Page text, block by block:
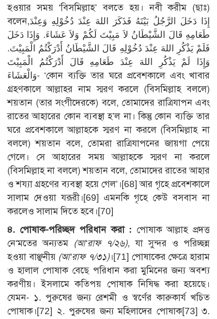
হওয়ার সময় ‘বিসমিল্লাহ’ বলতে হয়। নবী করীম (ছাঃ)
বলেন,إِذَا دَخَلَ الرَّجُلُ بَيْتَهُ فَذَكَرَ اللهَ عِنْدَ دُخُوْلِهِ وَعِنْدَ
طَعَامِهِ قَالَ الشَّيْطَانُ لاَ مَبِيْتَ لَكُمْ وَلاَ عَشَاءَ. وَإِذَا دَخَلَ
فَلَمْ يَذْكُرِ اللهَ عِنْدَ دُخُوْلِهِ قَالَ الشَّيْطَانُ أَدْرَكْتُمُ الْمَبِيْتَ.
وَإِذَا لَمْ يَذْكُرِ اللهَ عِنْدَ طَعَامِهِ قَالَ أَدْرَكْتُمُ الْمَبِيْتَ
وَالْعَشَاءَ- ‘কোন ব্যক্তি তার ঘরে প্রবেশকালে এবং খাবার
গ্রহণকালে আল্লাহর নাম স্মরণ করলে (বিসমিল্লাহ বললে)
শয়তান (তার সংগীদেরকে) বলে, তোমাদের রাত্রিযাপন এবং
রাতের আহারের কোন ব্যবস্থা হ’ল না। কিন্তু কোন ব্যক্তি তার
ঘরে প্রবেশকালে আল্লাহকে স্মরণ না করলে (বিসমিল্লাহ না
বললে) শয়তান বলে, তোমরা রাত্রিযাপনের জায়গা পেয়ে
গেলে। সে আহারের সময় আল্লাহকে স্মরণ না করলে
(বিসমিল্লাহ না বললে) শয়তান বলে, তোমাদের রাতের আহার
ও শয্যা গ্রহণের ব্যবস্থা হয়ে গেল’।[68] আর গৃহে প্রবেশকালে
সালাম দেওয়া যরূরী।[69] এমনকি গৃহে কেউ বসবাস না
করলেও সালাম দিতে হবে।[70]
৪. পোষাক-পরিচ্ছদ পরিধান করা : পোষাক আল্লাহ প্রদত্ত
নে‘মতের অন্যতম (আ‘রাফ ৭/২৬), যা সুন্দর ও পরিচ্ছন্ন
হওয়া বাঞ্ছনীয় (আ‘রাফ ৭/৩১)।[71] পোষাকের ক্ষেত্রে হারাম
ও হালাল পোষাক বেছে পরিধান করা মুমিনের জন্য অবশ্য
করণীয়। ইসলামে কতিপয় পোষাক নিষিদ্ধ করা হয়েছে।
যেমন- ১. পুরুষের জন্য রেশমী ও স্বর্ণের কারুকার্য খচিত
পোষাক।[72] ২. পুরুষের জন্য মহিলাদের পোষাক[73] ৩.